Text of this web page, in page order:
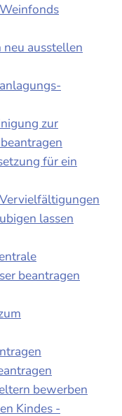
ausstellen
zur
für ein
lassen
beantragen
bewerben
Kindes -